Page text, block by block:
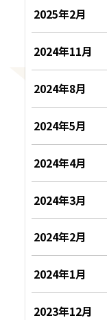
2025年2月
2024年11月
2024年8月
2024年5月
2024年4月
2024年3月
2024年2月
2024年1月
2023年12月